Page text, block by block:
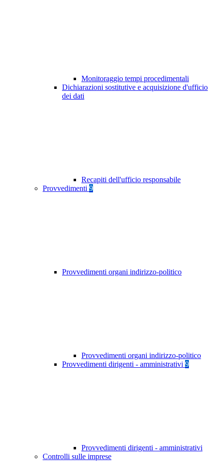
Monitoraggio tempi procedimentali
Dichiarazioni sostitutive e acquisizione d'ufficio
dei dati
Recapiti dell'ufficio responsabile
Provvedimenti 9
Provvedimenti organi indirizzo-politico
Provvedimenti organi indirizzo-politico
Provvedimenti dirigenti - amministrativi 9
Provvedimenti dirigenti - amministrativi
Controlli sulle imprese